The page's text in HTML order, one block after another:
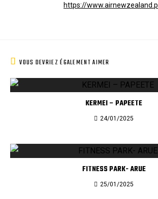
https://
VOUS DEVRIEZ ÉGALEMENT AIMER
KERMEI – PAPEETE
24/01/2025
FITNESS PARK- ARUE
25/01/2025